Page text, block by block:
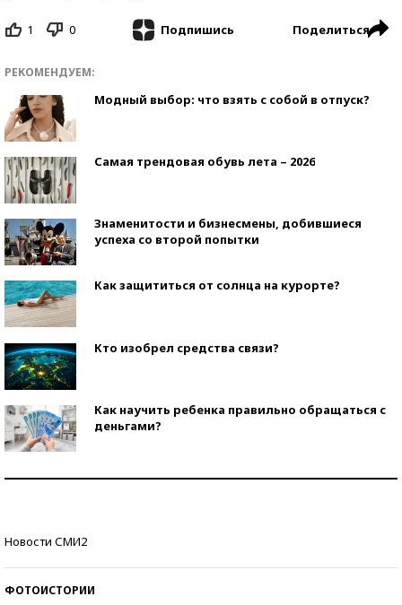
1 0 Подпишись Поделиться
РЕКОМЕНДУЕМ:
Модный выбор: что взять с собой в отпуск?
Самая трендовая обувь лета – 2026
Знаменитости и бизнесмены, добившиеся
успеха со второй попытки
Как защититься от солнца на курорте?
Кто изобрел средства связи?
Как научить ребенка правильно обращаться с
деньгами?
Новости СМИ2
ФОТОИСТОРИИ